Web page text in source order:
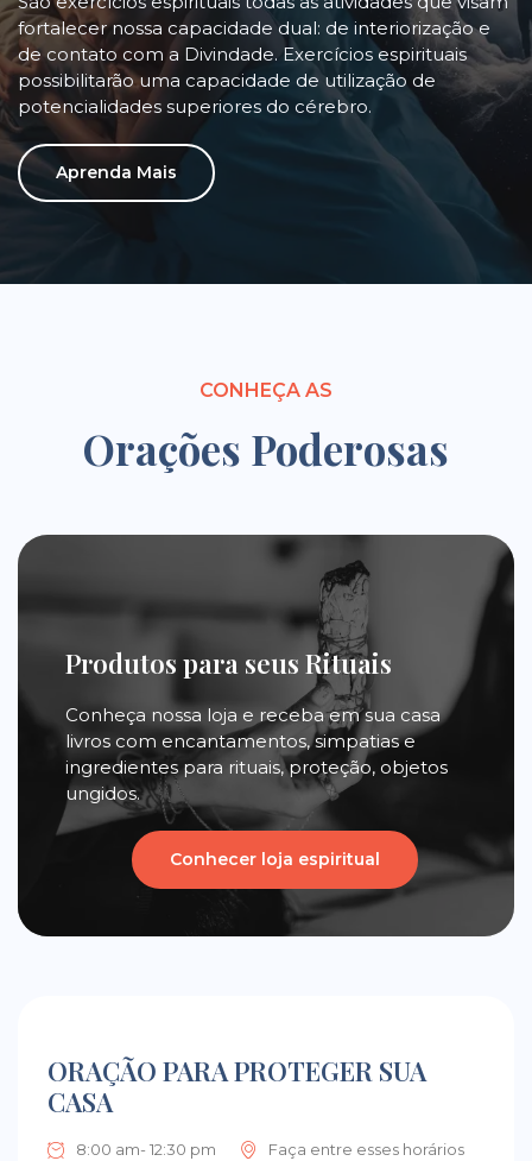
fortalecer nossa capacidade dual: de interiorização e
de contato com a Divindade. Exercícios espirituais
possibilitarão uma capacidade de utilização de
potencialidades superiores do cérebro.
Aprenda Mais
CONHEÇA AS
Orações Poderosas
Produtos para seus Rituais
Conheça nossa loja e receba em sua casa
livros com encantamentos, simpatias e
ingredientes para rituais, proteção, objetos
ungidos.
Conhecer loja espiritual
ORAÇÃO PARA PROTEGER SUA
CASA
8:00 am- 12:30 pm Faça entre esses horários